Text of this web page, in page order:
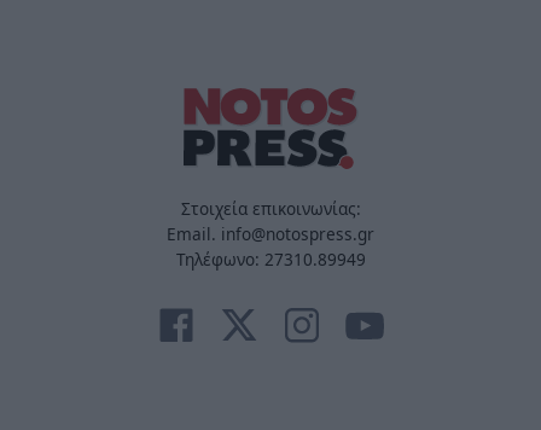
Στοιχεία επικοινωνίας:
Email. info@notospress.gr
Τηλέφωνο: 27310.89949